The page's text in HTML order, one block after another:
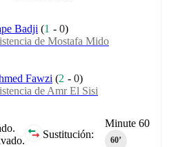
Badji (1 -0)
de Mostafa Mido
Fawzi (2 -0)
de Amr El Sisi
Minute 60
60‎’‎
Sustitución: